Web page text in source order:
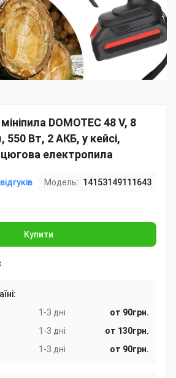
DOMOTEC 48 V, 8
Вт, 2 АКБ, у кейсі,
електропила
Модель: 14153149111643
Купити
1-3 дні
от 90грн.
1-3 дні
от 130грн.
1-3 дні от 90грн.